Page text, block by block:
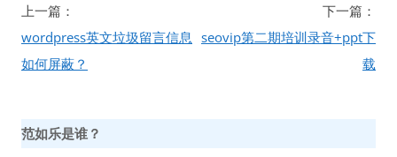
文
章
导
上一篇：
wordpress英文垃圾留言信息
如何屏蔽？
下一篇：
seovip第二期培训录音+ppt下
载
范如乐是谁？